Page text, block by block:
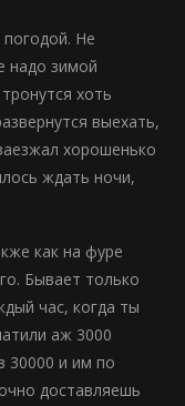
Не
надо зимой
хоть
выехать,
хорошенько
ждать ночи,
как на фуре
Бывает только
час, когда ты
аж 3000
30000 и им по
доставляешь